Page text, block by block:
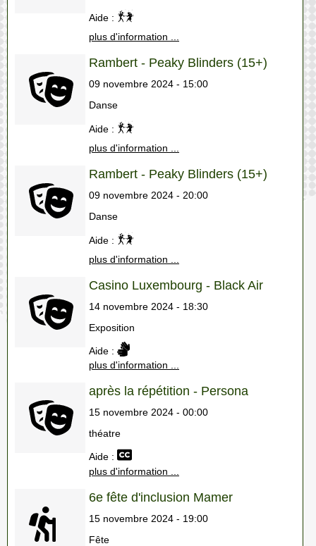
Aide :
plus d'information ...
Rambert - Peaky Blinders (15+)
09 novembre 2024 - 15:00
Danse
Aide :
plus d'information ...
Rambert - Peaky Blinders (15+)
09 novembre 2024 - 20:00
Danse
Aide :
plus d'information ...
Casino Luxembourg - Black Air
14 novembre 2024 - 18:30
Exposition
Aide :
plus d'information ...
après la répétition - Persona
15 novembre 2024 - 00:00
théatre
Aide :
plus d'information ...
6e fête d'inclusion Mamer
15 novembre 2024 - 19:00
Fête